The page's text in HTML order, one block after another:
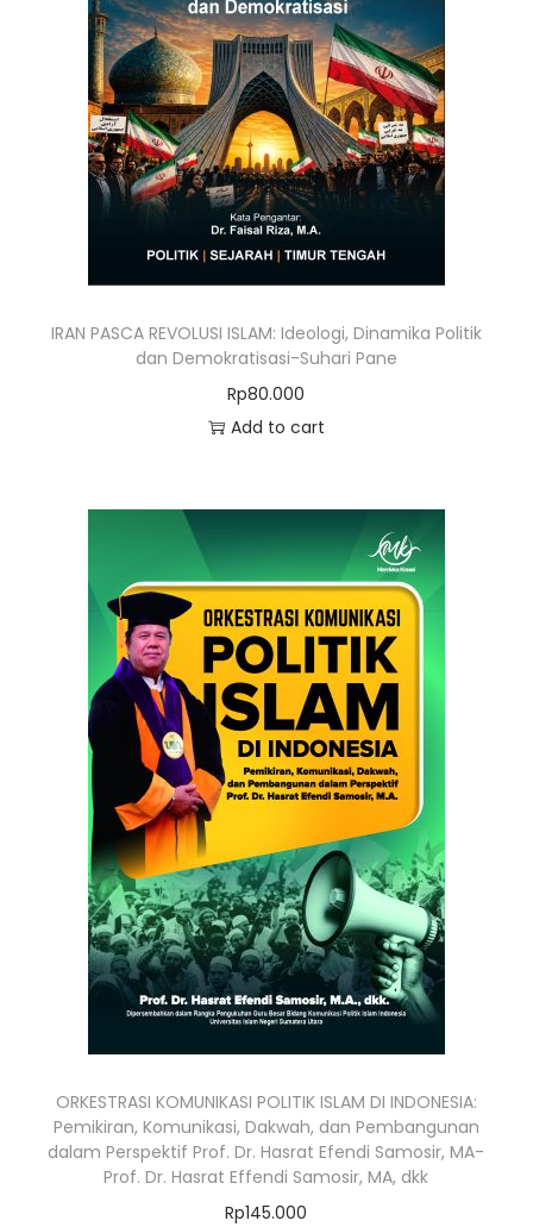
IRAN PASCA REVOLUSI ISLAM: Ideologi, Dinamika Politik
dan Demokratisasi-Suhari Pane
Rp80.000
Add to cart
ORKESTRASI KOMUNIKASI POLITIK ISLAM DI INDONESIA:
Pemikiran, Komunikasi, Dakwah, dan Pembangunan
dalam Perspektif Prof. Dr. Hasrat Efendi Samosir, MA-
Prof. Dr. Hasrat Effendi Samosir, MA, dkk
Rp145.000